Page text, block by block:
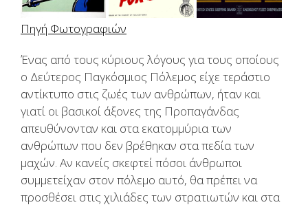
Πηγή Φωτογραφιών
Ένας από τους κύριους λόγους για τους οποίους
o Δεύτερος Παγκόσμιος Πόλεμος είχε τεράστιο
αντίκτυπο στις ζωές των ανθρώπων, ήταν και
γιατί οι βασικοί άξονες της Προπαγάνδας
απευθύνονταν και στα εκατομμύρια των
ανθρώπων που δεν βρέθηκαν στα πεδία των
μαχών. Αν κανείς σκεφτεί πόσοι άνθρωποι
συμμετείχαν στον πόλεμο αυτό, θα πρέπει να
προσθέσει στις χιλιάδες των στρατιωτών και στα